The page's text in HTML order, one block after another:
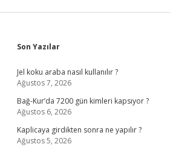
Sidebar
Son Yazılar
Jel koku araba nasıl kullanılır ?
Ağustos 7, 2026
Bağ-Kur’da 7200 gün kimleri kapsıyor ?
Ağustos 6, 2026
Kaplicaya girdikten sonra ne yapılır ?
Ağustos 5, 2026